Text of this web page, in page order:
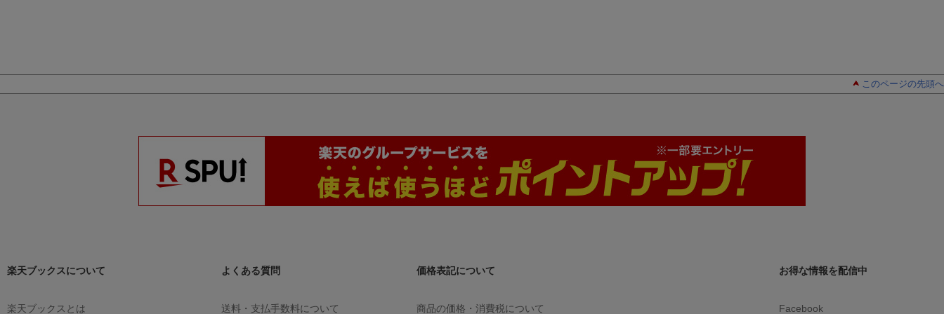
このページの先頭へ
楽天ブックスについて
楽天ブックスとは
よくある質問
送料・支払手数料について
価格表記について
商品の価格・消費税について
お得な情報を配信中
Facebook